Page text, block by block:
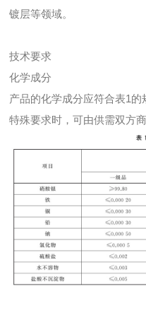
镀层等领域。
技术要求
化学成分
产品的化学成分应符合表1
特殊要求时，可由供需双方商